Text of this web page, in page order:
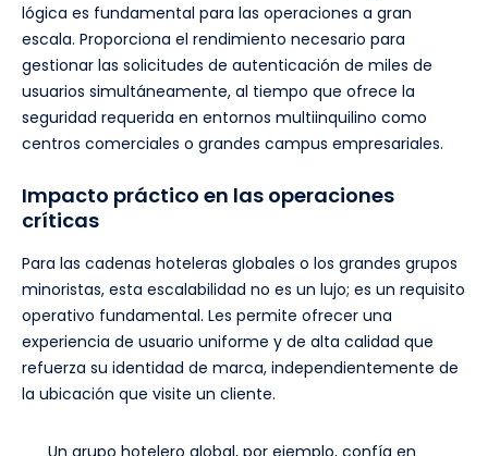
lógica es fundamental para las operaciones a gran
escala. Proporciona el rendimiento necesario para
gestionar las solicitudes de autenticación de miles de
usuarios simultáneamente, al tiempo que ofrece la
seguridad requerida en entornos multiinquilino como
centros comerciales o grandes campus empresariales.
Impacto práctico en las operaciones
críticas
Para las cadenas hoteleras globales o los grandes grupos
minoristas, esta escalabilidad no es un lujo; es un requisito
operativo fundamental. Les permite ofrecer una
experiencia de usuario uniforme y de alta calidad que
refuerza su identidad de marca, independientemente de
la ubicación que visite un cliente.
Un grupo hotelero global, por ejemplo, confía en